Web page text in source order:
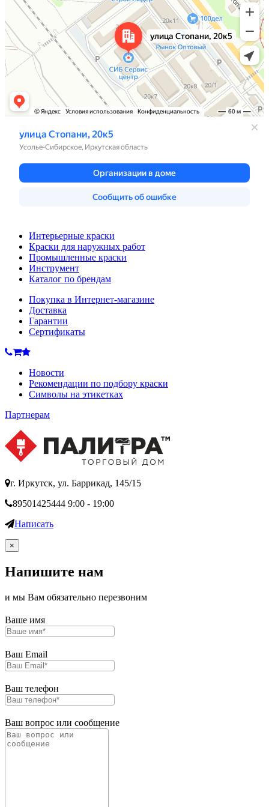
Интерьерные краски
Краски для наружных работ
Промышленные краски
Инструмент
Каталог по брендам
Покупка в Интернет-магазине
Доставка
Гарантии
Сертификаты
Новости
Рекомендации по подбору краски
Символы на этикетках
Партнерам
г. Иркутск, ул. Баррикад, 145/15
89501425444 9:00 - 19:00
Написать
×
Напишите нам
и мы Вам обязательно перезвоним
Ваше имя
Ваш Email
Ваш телефон
Ваш вопрос или сообщение